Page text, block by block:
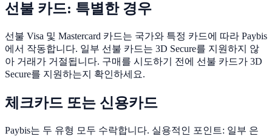
선불 카드: 특별한 경우
선불 Visa 및 Mastercard 카드는 국가와 특정 카드에 따라 Paybis
에서 작동합니다. 일부 선불 카드는 3D Secure를 지원하지 않
아 거래가 거절됩니다. 구매를 시도하기 전에 선불 카드가 3D
Secure를 지원하는지 확인하세요.
체크카드 또는 신용카드
Paybis는 두 유형 모두 수락합니다. 실용적인 포인트: 일부 은